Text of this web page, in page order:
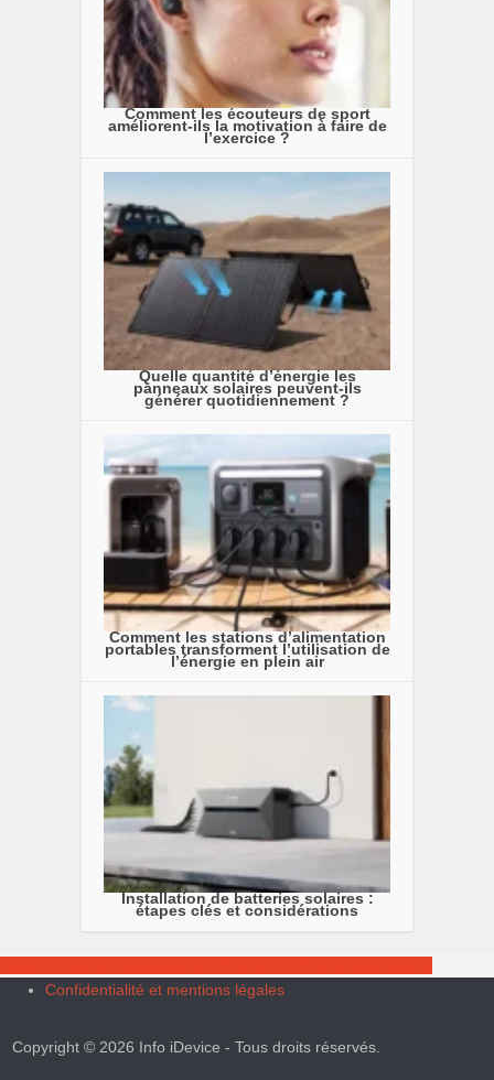
Comment les écouteurs de sport
améliorent-ils la motivation à faire de
l’exercice ?
Quelle quantité d’énergie les
panneaux solaires peuvent-ils
générer quotidiennement ?
Comment les stations d’alimentation
portables transforment l’utilisation de
l’énergie en plein air
Installation de batteries solaires :
étapes clés et considérations
Confidentialité et mentions légales
Copyright © 2026 Info iDevice - Tous droits réservés.